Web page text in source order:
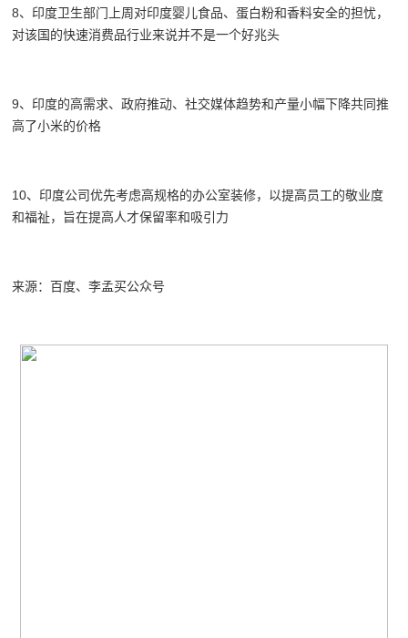
8、印度卫生部门上周对印度婴儿食品、蛋白粉和香料安全的担忧，
对该国的快速消费品行业来说并不是一个好兆头
9、印度的高需求、政府推动、社交媒体趋势和产量小幅下降共同推
高了小米的价格
10、印度公司优先考虑高规格的办公室装修，以提高员工的敬业度
和福祉，旨在提高人才保留率和吸引力
来源：百度、李孟买公众号